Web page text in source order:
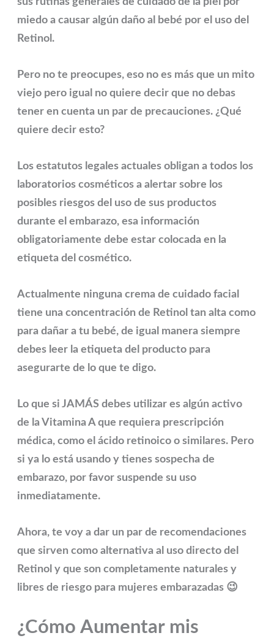
miedo a causar algún daño al bebé por el uso del
Retinol.
Pero no te preocupes, eso no es más que un mito
viejo pero igual no quiere decir que no debas
tener en cuenta un par de precauciones. ¿Qué
quiere decir esto?
Los estatutos legales actuales obligan a todos los
laboratorios cosméticos a alertar sobre los
posibles riesgos del uso de sus productos
durante el embarazo, esa información
obligatoriamente debe estar colocada en la
etiqueta del cosmético.
Actualmente ninguna crema de cuidado facial
tiene una concentración de Retinol tan alta como
para dañar a tu bebé, de igual manera siempre
debes leer la etiqueta del producto para
asegurarte de lo que te digo.
Lo que si JAMÁS debes utilizar es algún activo
de la Vitamina A que requiera prescripción
médica, como elácido retinoico o similares. Pero
si ya lo está usando y tienes sospecha de
embarazo, por favor suspende su uso
inmediatamente.
Ahora, te voy a dar un par de recomendaciones
que sirven como alternativa al uso directo del
Retinol y que son completamente naturales y
libres de riesgo para mujeres embarazadas 😉
¿Cómo Aumentar mis